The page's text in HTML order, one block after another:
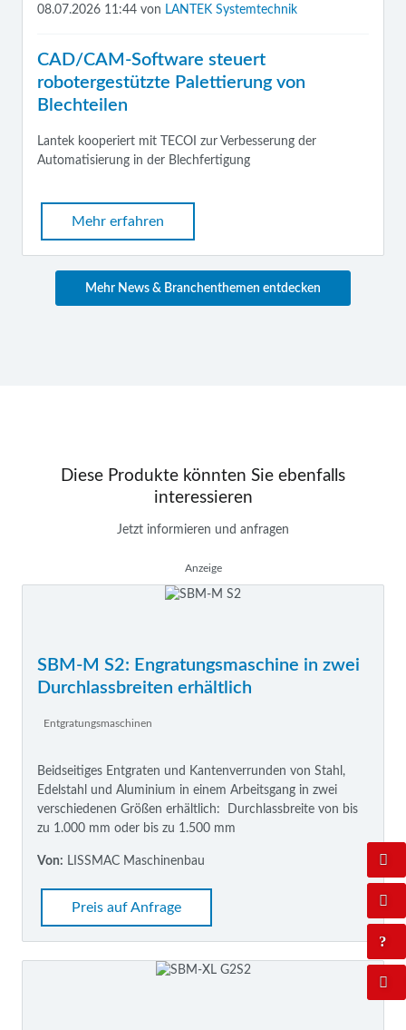
08.07.2026 11:44 von LANTEK Systemtechnik
CAD/CAM-Software steuert
robotergestützte Palettierung von
Blechteilen
Lantek kooperiert mit TECOI zur Verbesserung der
Automatisierung in der Blechfertigung
Mehr erfahren
Mehr News & Branchenthemen entdecken
Diese Produkte könnten Sie ebenfalls
interessieren
Jetzt informieren und anfragen
Anzeige
SBM-M S2: Engratungsmaschine in zwei
Durchlassbreiten erhältlich
Entgratungsmaschinen
Beidseitiges Entgraten und Kantenverrunden von Stahl,
Edelstahl und Aluminium in einem Arbeitsgang in zwei
verschiedenen Größen erhältlich: Durchlassbreite von bis
zu 1.000 mm oder bis zu 1.500 mm
Von: LISSMAC Maschinenbau
Preis auf Anfrage